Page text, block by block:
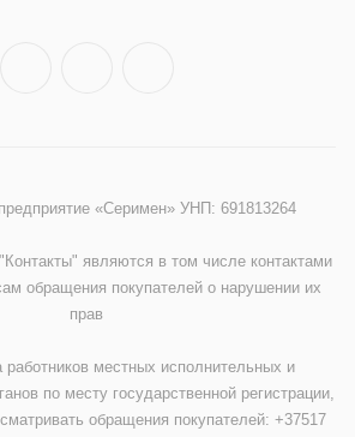
«Серимен» УНП: 691813264
являются в том числе контактами
обращения покупателей о нарушении их
прав
местных исполнительных и
по месту государственной регистрации,
обращения покупателей: +37517